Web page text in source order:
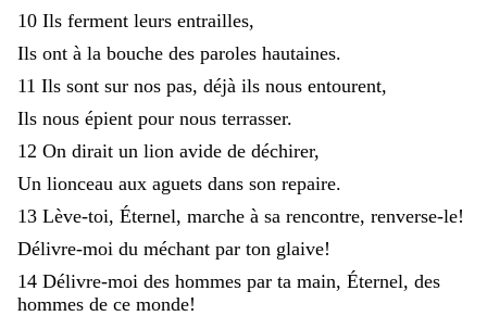
10 Ils ferment leurs entrailles,
Ils ont à la bouche des paroles hautaines.
11 Ils sont sur nos pas, déjà ils nous entourent,
Ils nous épient pour nous terrasser.
12 On dirait un lion avide de déchirer,
Un lionceau aux aguets dans son repaire.
13 Lève-toi, Éternel, marche à sa rencontre, renverse-le!
Délivre-moi du méchant par ton glaive!
14 Délivre-moi des hommes par ta main, Éternel, des
hommes de ce monde!